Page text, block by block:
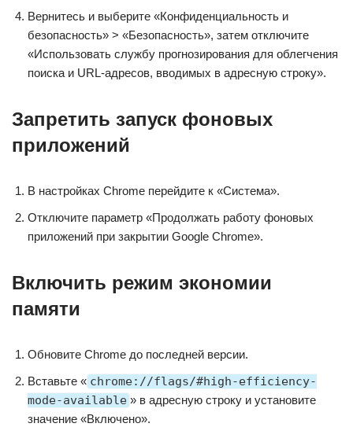
Вернитесь и выберите «Конфиденциальность и
безопасность» > «Безопасность», затем отключите
«Использовать службу прогнозирования для облегчения
поиска и URL-адресов, вводимых в адресную строку».
Запретить запуск фоновых
приложений
В настройках Chrome перейдите к «Система».
Отключите параметр «Продолжать работу фоновых
приложений при закрытии Google Chrome».
Включить режим экономии
памяти
Обновите Chrome до последней версии.
Вставьте « chrome://flags/#high-efficiency-
mode-available » в адресную строку и установите
значение «Включено».